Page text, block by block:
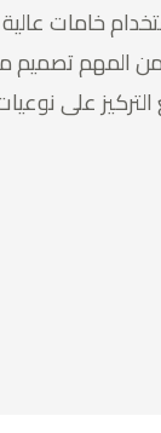
خامات
من المهم
على نوعيات